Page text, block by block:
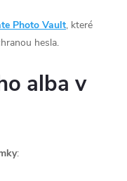
Photo Vault, které
hesla.
alba v
: